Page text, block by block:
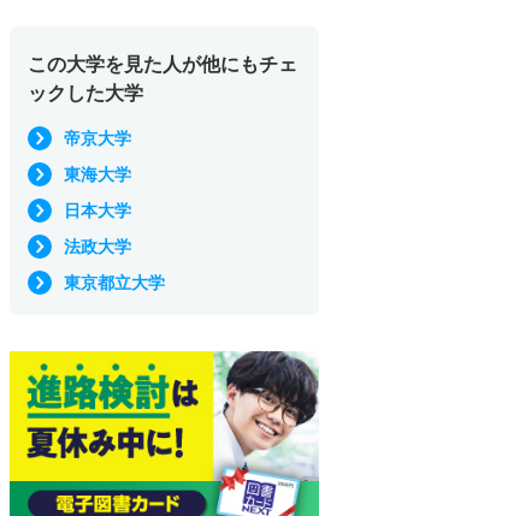
この大学を見た人が他にもチェ
ックした大学
帝京大学
東海大学
日本大学
法政大学
東京都立大学